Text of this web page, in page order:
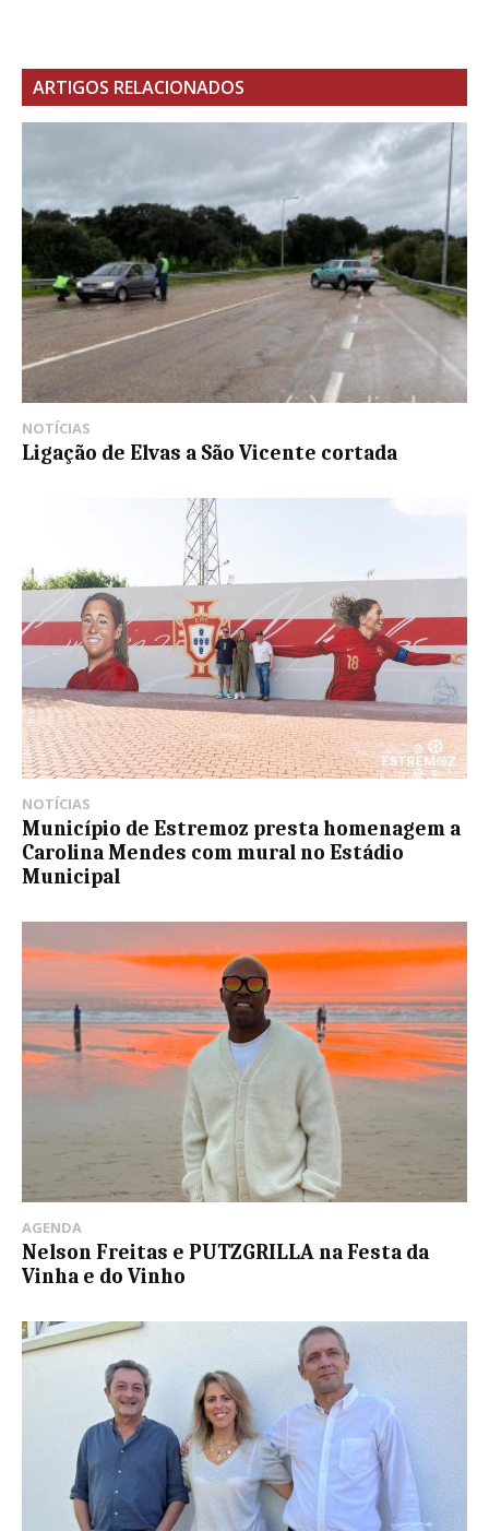
ARTIGOS RELACIONADOS
NOTÍCIAS
Ligação de Elvas a São Vicente cortada
NOTÍCIAS
Município de Estremoz presta homenagem a
Carolina Mendes com mural no Estádio
Municipal
AGENDA
Nelson Freitas e PUTZGRILLA na Festa da
Vinha e do Vinho